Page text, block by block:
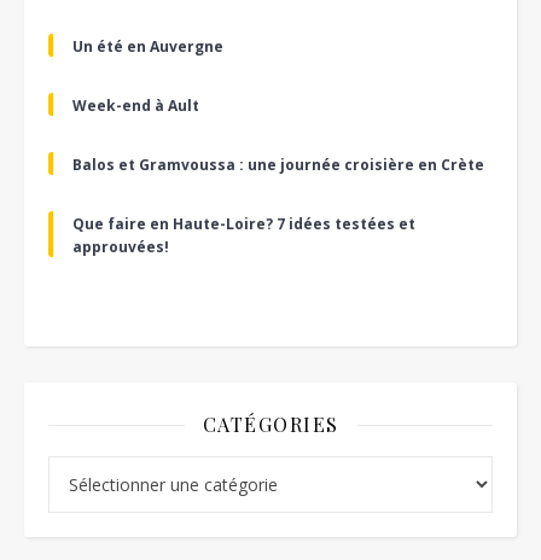
Un été en Auvergne
Week-end à Ault
Balos et Gramvoussa : une journée croisière en Crète
Que faire en Haute-Loire? 7 idées testées et
approuvées!
CATÉGORIES